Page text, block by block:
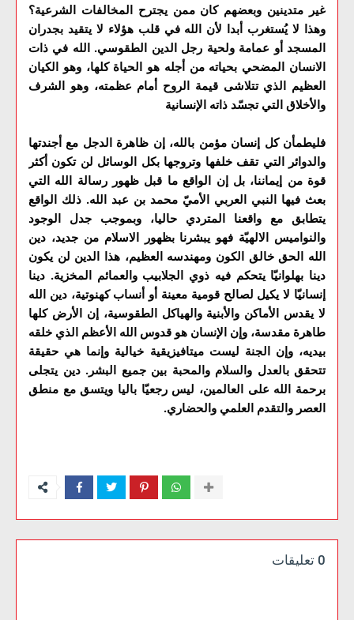
غير متدينين وبعضهم كان ممن يجترح المخالفات الشرعية؟
وهذا لا يُستغرب أبدا لأن الله في قلب هؤلاء لا يتقيد بجدران
المسجد أو عمامة ولحية رجل الدين الطقوسي. الله في ذات
الانسان المضحي بحياته من أجله هو الحياة كلها، وهو الكيان
العظيم الذي تتلاشى قيمة الروح أمام عظمته، وهو الشرف
والأخلاق التي تجسّد ذاته الإنسانية
فليطمأن كل إنسان مؤمن بالله، إن ظاهرة الدجل مع أجندتها
والدوائر التي تقف خلفها وتروجها بكل الوسائل لن تكون أكثر
قوة من إيماننا، بل إن الواقع ما قبل ظهور رسالة الله التي
بعث فيها النبي العربي الأميّ محمد بن عبد الله. ذلك الواقع
يتطابق مع واقعنا المتردي حاليا، وبموجب جدل الوجود
والنواميس الالهيّة فهو يبشرنا بظهور الاسلام من جديد، دين
الله الحق خالق الكون ومهندسه العظيم، هذا الدين لن يكون
دينا بهلوانيّا يتحكم فيه ذوي الجلابيب والعمائم المخزية. دينا
إنسانيّا لا يكيل لصالح قومية معينة أو أنساب كهنوتية، دين الله
لا يقدس الأماكن والأبنية والهياكل الطقوسية، إن الأرض كلها
طاهرة مقدسة، وإن الإنسان هو قدوس الله الأعظم الذي خلقه
بيديه، وإن الجنة ليست ميتافيزيقية خيالية وإنما هي حقيقة
تتحقق بالعدل والسلام والمحبة بين جميع البشر. دين يتجلى
برحمة الله على العالمين، ليس رجعيّا باليا ويتسق مع منطق
العصر والتقدم العلمي والحضاري.
0 تعليقات